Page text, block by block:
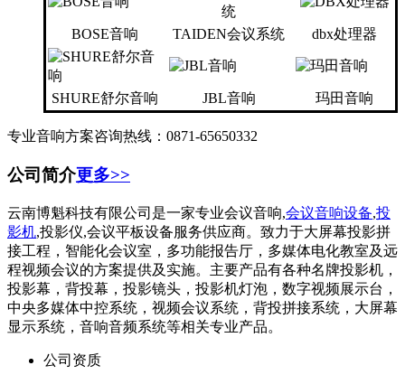
BOSE音响 TAIDEN会议系统 dbx处理器
SHURE舒尔音响 JBL音响 玛田音响
专业音响方案咨询热线：0871-65650332
公司简介更多>>
云南博魁科技有限公司是一家专业会议音响,会议音响设备,投
影机,投影仪,会议平板设备服务供应商。致力于大屏幕投影拼
接工程，智能化会议室，多功能报告厅，多媒体电化教室及远
程视频会议的方案提供及实施。主要产品有各种名牌投影机，
投影幕，背投幕，投影镜头，投影机灯泡，数字视频展示台，
中央多媒体中控系统，视频会议系统，背投拼接系统，大屏幕
显示系统，音响音频系统等相关专业产品。
公司资质